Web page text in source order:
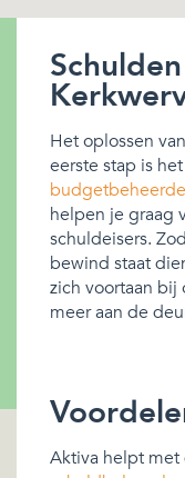
Het oplossen
eerste stap is
helpen je graag
schuldeisers.
bewind staat
zich voortaan
meer aan de
Aktiva helpt met